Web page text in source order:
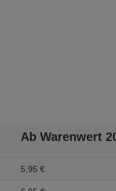
Ab Warenwert
5, 95 €